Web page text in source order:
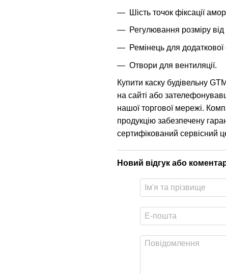
Шість точок фіксації
Регулювання розміру
Ремінець для додаткової
Отвори для вентиляції.
Купити каску будівельну
на сайті або
нашої торгової мережі.
продукцію забезпечену
сертифікований сервісний
Новий відгук або